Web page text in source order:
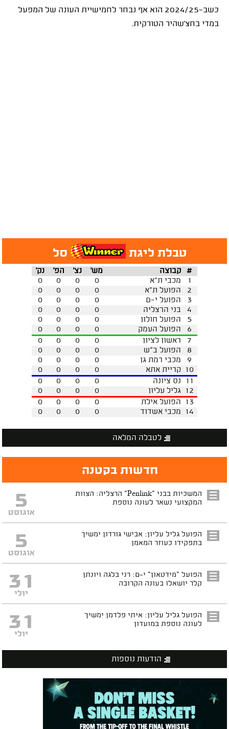
כשב־2024/25 הוא אף נבחר לחמישיית העונה של המפעל
במדי בחצ'שהיר הטורקית.
טבלת ליגת סל
נק' הפ' נצ' מש' קבוצה
#
0
0 0 0 מכבי ת"א
1
0
0 0 0 הפועל ת"א
2
0
0 0 0 הפועל י-ם
3
0
0 0 0 בני הרצליה
4
0
0 0 0 הפועל חולון
5
0
0 0 0 הפועל העמק
6
0
0 0 0 ראשון לציון
7
0
0 0 0 הפועל ב"ש
8
0
0 0 0 מכבי רמת גן
9
0
0 0 0 קריית אתא 10
0
0 0 0 נס ציונה
11
0
0 0 0 גליל עליון 12
0
0 0 0 הפועל אילת
13
0
0 0 0 מכבי אשדוד 14
לטבלה המלאה
חדשות בקטנה
המשכיות בבני "Penlink" הרצליה: הצוות
המקצועי נשאר לעונה נוספת
5
אוגוסט
הפועל גליל עליון: אבישי גורדון ימשיך
בתפקידו כעוזר המאמן
5
אוגוסט
הפועל "מידטאון" י-ם: רני בלגה ויונתן
קלר יושאלו בעונה הקרובה
31
יולי
הפועל גליל עליון: איתי פלדמן ימשיך
לעונה נוספת במועדון
31
יולי
הודעות נוספות